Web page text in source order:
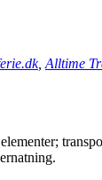
, Alltime